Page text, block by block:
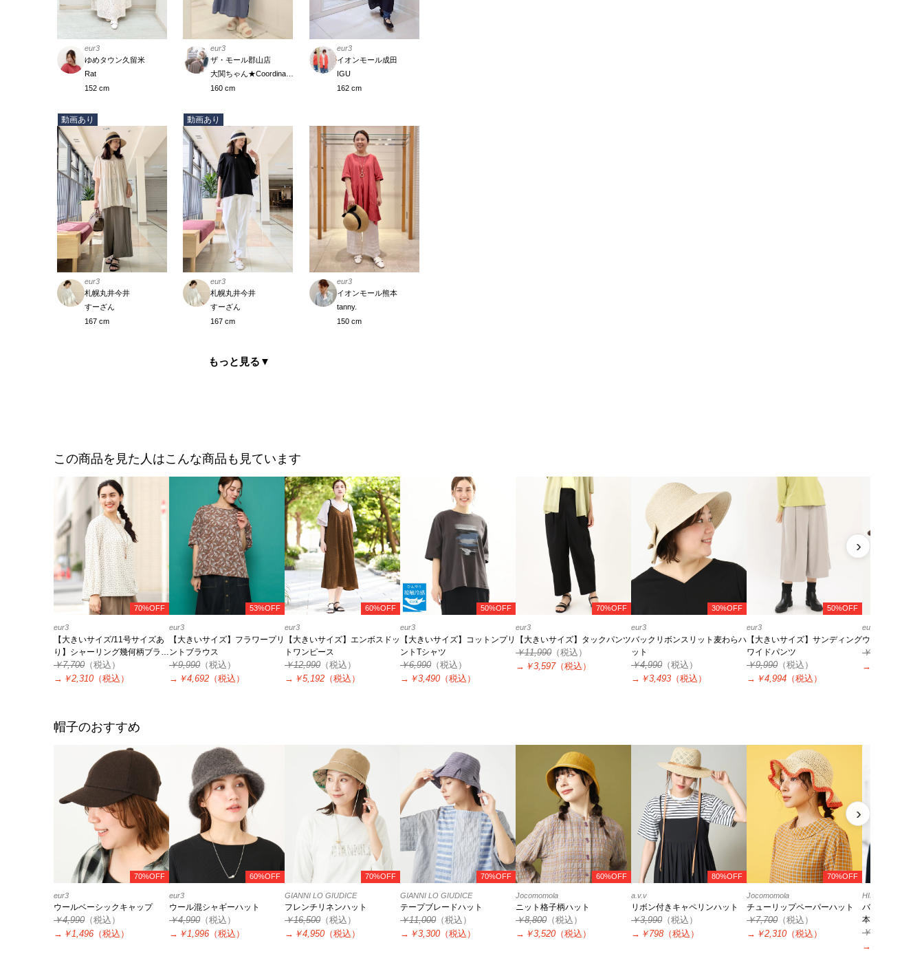
eur3
ゆめタウン久留米
Rat
152 cm
eur3
ザ・モール郡山店
160 cm
eur3
イオンモール成田
IGU
162 cm
動画あり
eur3
札幌丸井今井
すーざん
167 cm
動画あり
eur3
札幌丸井今井
すーざん
167 cm
eur3
イオンモール熊本
tanny.
150 cm
もっと見る ▼
この商品を見た人はこんな商品も見ています
70%OFF
eur3
【大きいサイズ/11号サイズあ
り】シャーリング幾何柄ブラウ
ス
￥7,700 （税込）
→ ￥2,310 （税込）
53%OFF
eur3
【大きいサイズ】フラワープリ
ントブラウス
￥9,990 （税込）
→ ￥4,692 （税込）
60%OFF
eur3
【大きいサイズ】エンボスドッ
トワンピース
￥12,990 （税込）
→ ￥5,192 （税込）
50%OFF
eur3
【大きいサイズ】コットンプリ
ントTシャツ
￥6,990 （税込）
→ ￥3,490 （税込）
70%OFF
eur3
【大きいサイズ】タックパンツ
￥11,990 （税込）
→ ￥3,597（税込）
30%OFF
eur3
バックリボンスリット麦わらハ
ット
￥4,990 （税込）
→ ￥3,493 （税込）
50%OFF
eur3
【大きいサイズ】サンディング
ワイドパンツ
￥9,990 （税込）
→ ￥4,994 （税込）
eur3
ウールベーシッ
￥4,990
→
›
帽子のおすすめ
70%OFF
eur3
ウールベーシックキャップ
￥4,990 （税込）
→ ￥1,496 （税込）
60%OFF
eur3
ウール混シャギーハット
￥4,990 （税込）
→ ￥1,996 （税込）
70%OFF
GIANNI LO GIUDICE
フレンチリネンハット
￥16,500 （税込）
→ ￥4,950 （税込）
70%OFF
GIANNI LO GIUDICE
テープブレードハット
￥11,000 （税込）
→ ￥3,300 （税込）
60%OFF
Jocomomola
ニット格子柄ハット
￥8,800 （税込）
→ ￥3,520 （税込）
80%OFF
a.v.v
リボン付きキャペリンハット
￥3,990 （税込）
→ ￥798 （税込）
70%OFF
Jocomomola
チューリップペーパーハット
￥7,700 （税込）
→ ￥2,310 （税込）
HIROKO
バイカラーニッ
本製 /洗える
￥16,500
→
›